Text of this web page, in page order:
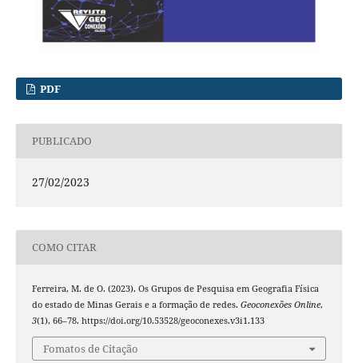
PDF
PUBLICADO
27/02/2023
COMO CITAR
Ferreira, M. de O. (2023). Os Grupos de Pesquisa em Geografia Física
do estado de Minas Gerais e a formação de redes. Geoconexões Online,
3(1), 66–78. https://doi.org/10.53528/geoconexes.v3i1.133
Fomatos de Citação